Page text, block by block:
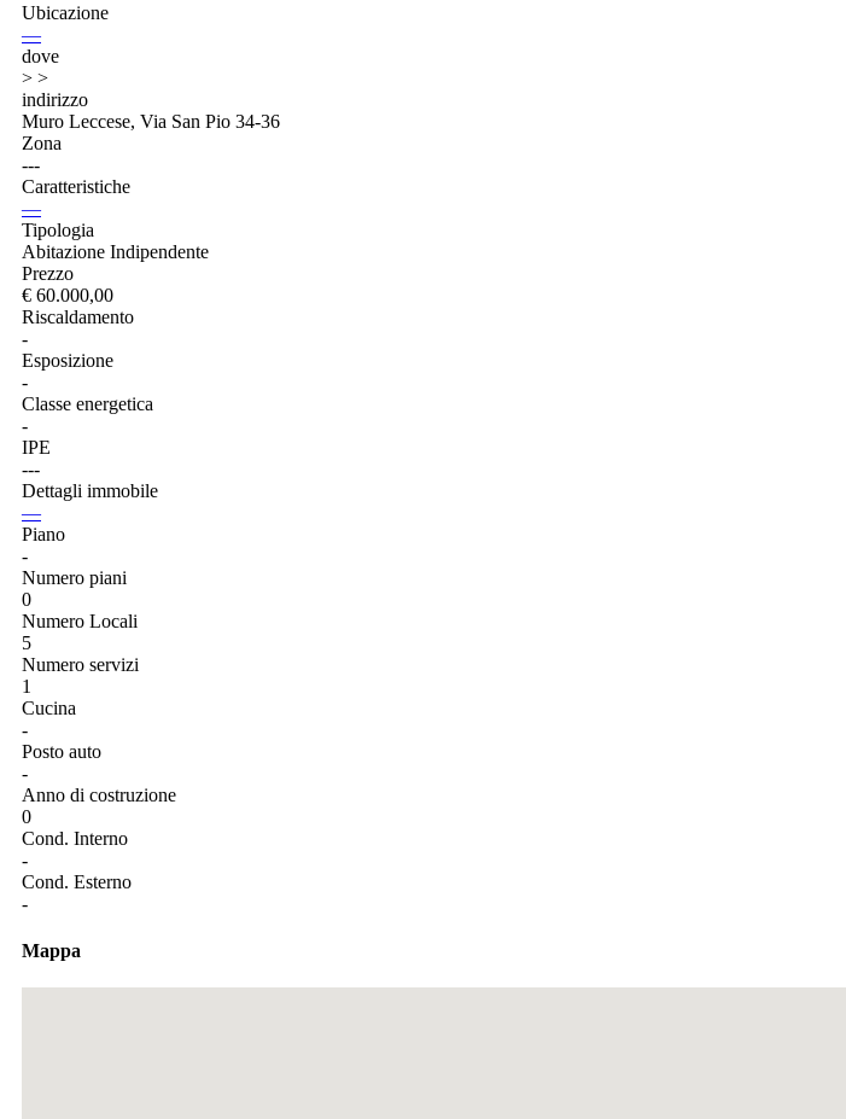
Ubicazione
—
dove
> >
indirizzo
Muro Leccese, Via San Pio 34-36
Zona
---
Caratteristiche
—
Tipologia
Abitazione Indipendente
Prezzo
€ 60.000,00
Riscaldamento
-
Esposizione
-
Classe energetica
-
IPE
---
Dettagli immobile
—
Piano
-
Numero piani
0
Numero Locali
5
Numero servizi
1
Cucina
-
Posto auto
-
Anno di costruzione
0
Cond. Interno
-
Cond. Esterno
-
Mappa